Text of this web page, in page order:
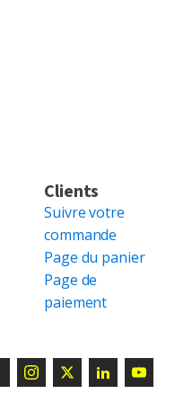
Clients
Suivre votre
commande
Page du panier
Page de
paiement